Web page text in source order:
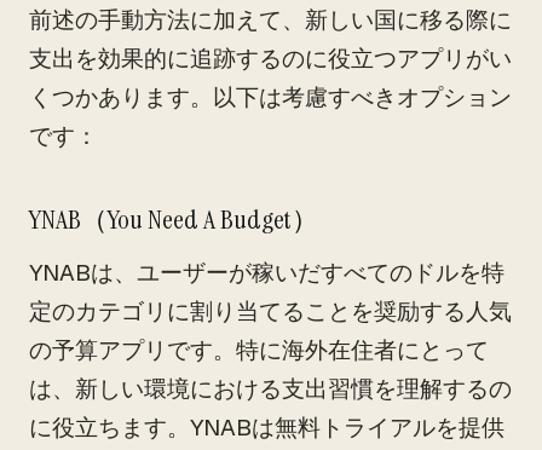
前述の手動方法に加えて、新しい国に移る際に
支出を効果的に追跡するのに役立つアプリがい
くつかあります。以下は考慮すべきオプション
です：
YNAB（You Need A Budget）
YNABは、ユーザーが稼いだすべてのドルを特
定のカテゴリに割り当てることを奨励する人気
の予算アプリです。特に海外在住者にとって
は、新しい環境における支出習慣を理解するの
に役立ちます。YNABは無料トライアルを提供